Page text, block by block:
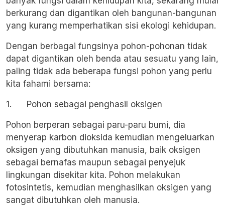
berkurang dan digantikan oleh bangunan-bangunan
yang kurang memperhatikan sisi ekologi kehidupan.
Dengan berbagai fungsinya pohon-pohonan tidak
dapat digantikan oleh benda atau sesuatu yang lain,
paling tidak ada beberapa fungsi pohon yang perlu
kita fahami bersama:
1. Pohon sebagai penghasil oksigen
Pohon berperan sebagai paru-paru bumi, dia
menyerap karbon dioksida kemudian mengeluarkan
oksigen yang dibutuhkan manusia, baik oksigen
sebagai bernafas maupun sebagai penyejuk
lingkungan disekitar kita. Pohon melakukan
fotosintetis, kemudian menghasilkan oksigen yang
sangat dibutuhkan oleh manusia.